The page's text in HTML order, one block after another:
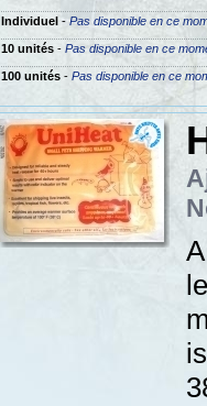
Individuel - Pas disponible en ce
10 unités- Pas disponible en ce
100 unités- Pas disponible en ce